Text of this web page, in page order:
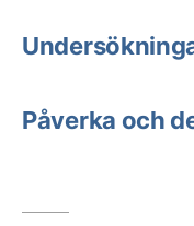
Påverka och